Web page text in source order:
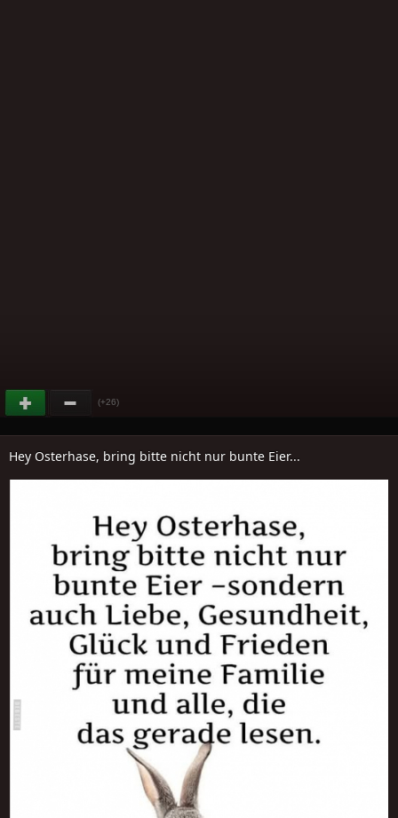
(+26)
Hey Osterhase, bring bitte nicht nur bunte Eier...